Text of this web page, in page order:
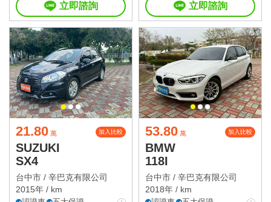
立即諮詢 立即諮詢
21.80 萬 加入比較
SUZUKI
SX4
台中市 / 辛巴克有限公司
2015年 / km
53.80 萬 加入比較
BMW
118I
台中市 / 辛巴克有限公司
2018年 / km